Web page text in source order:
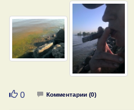
Нравится
0 Комментарии (0)